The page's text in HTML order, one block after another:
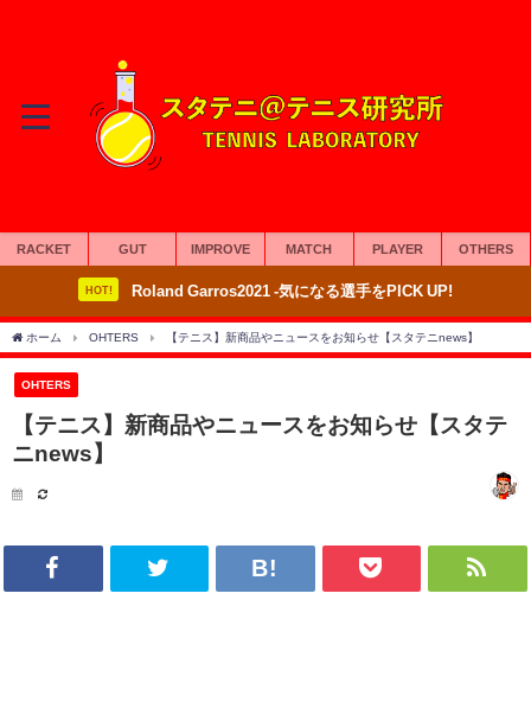
RACKET GUT IMPROVE MATCH PLAYER OTHERS
HOT! Roland Garros2021 -気になる選手をPICK UP!
ホーム OHTERS 【テニス】新商品やニュースをお知らせ【スタテニnews】
OHTERS
【テニス】新商品やニュースをお知らせ【スタテ
ニnews】